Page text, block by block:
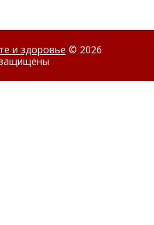
и здоровье © 2026